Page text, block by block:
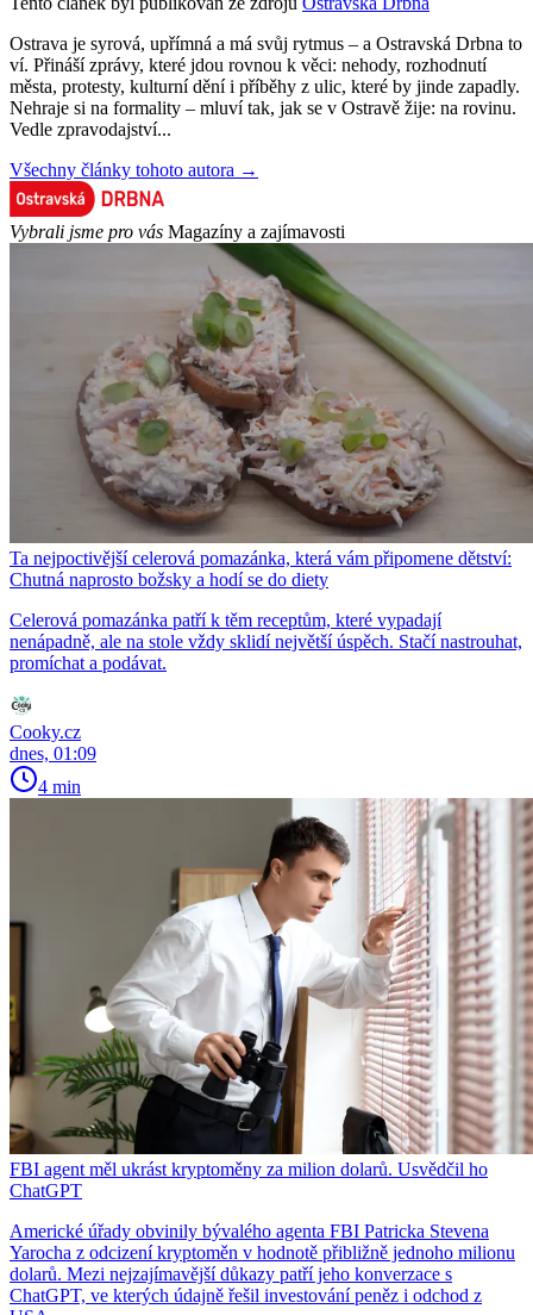
Ostrava je syrová, upřímná a má svůj rytmus – a Ostravská Drbna to
ví. Přináší zprávy, které jdou rovnou k věci: nehody, rozhodnutí
města, protesty, kulturní dění i příběhy z ulic, které by jinde zapadly.
Nehraje si na formality – mluví tak, jak se v Ostravě žije: na rovinu.
Vedle zpravodajství...
Všechny články tohoto autora →
Vybrali jsme pro vás Magazíny a zajímavosti
Ta nejpoctivější celerová pomazánka, která vám připomene dětství:
Chutná naprosto božsky a hodí se do diety
Celerová pomazánka patří k těm receptům, které vypadají
nenápadně, ale na stole vždy sklidí největší úspěch. Stačí nastrouhat,
promíchat a podávat.
Cooky.cz
dnes, 01:09
4 min
FBI agent měl ukrást kryptoměny za milion dolarů. Usvědčil ho
ChatGPT
Americké úřady obvinily bývalého agenta FBI Patricka Stevena
Yarocha z odcizení kryptoměn v hodnotě přibližně jednoho milionu
dolarů. Mezi nejzajímavější důkazy patří jeho konverzace s
ChatGPT, ve kterých údajně řešil investování peněz i odchod z